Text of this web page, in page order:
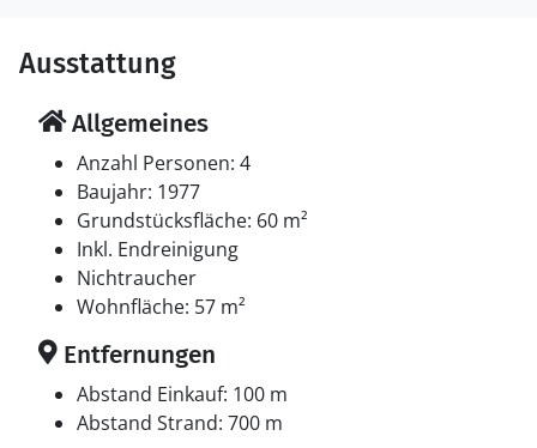
Ausstattung
Allgemeines
Anzahl Personen: 4
Baujahr: 1977
Grundstücksfläche: 60 m²
Inkl. Endreinigung
Nichtraucher
Wohnfläche: 57 m²
Entfernungen
Abstand Einkauf: 100 m
Abstand Strand: 700 m